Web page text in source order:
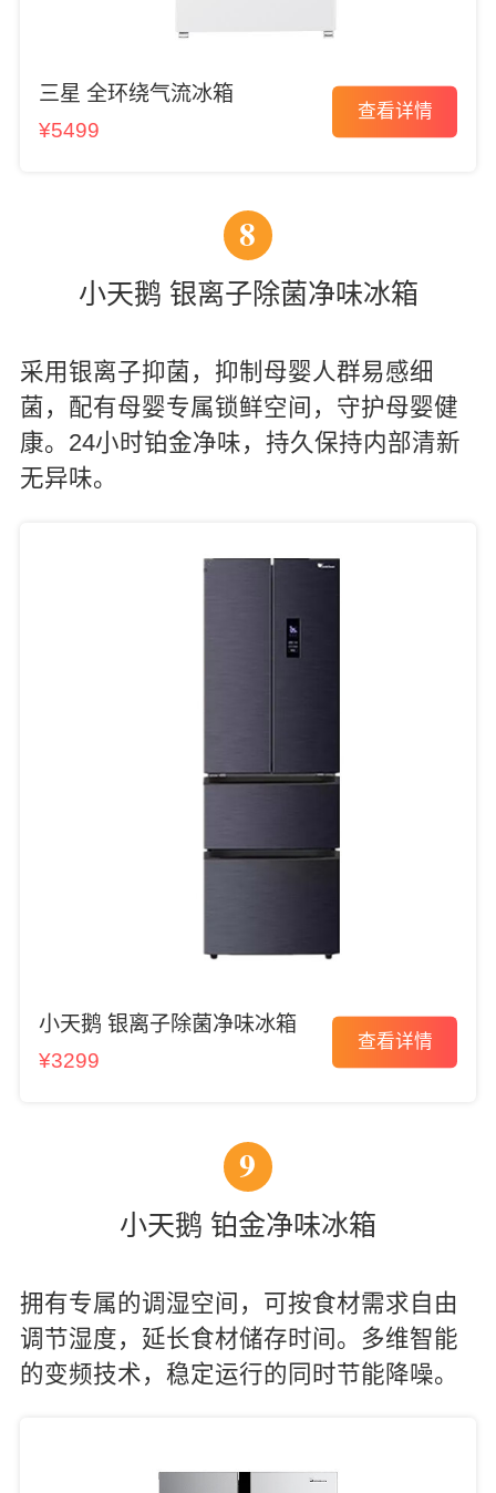
三星 全环绕气流冰箱
¥5499
查看详情
8
小天鹅 银离子除菌净味冰箱
采用银离子抑菌，抑制母婴人群易感细
菌，配有母婴专属锁鲜空间，守护母婴健
康。24小时铂金净味，持久保持内部清新
无异味。
小天鹅 银离子除菌净味冰箱
¥3299
查看详情
9
小天鹅 铂金净味冰箱
拥有专属的调湿空间，可按食材需求自由
调节湿度，延长食材储存时间。多维智能
的变频技术，稳定运行的同时节能降噪。